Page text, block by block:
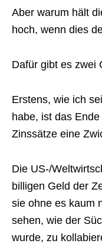
Aber warum hält
hoch, wenn dies
Dafür gibt es zwei
Erstens, wie ich
habe, ist das Ende
Zinssätze eine
Die US-/
billigen Geld der
sie ohne es kaum
sehen, wie der
wurde, zu